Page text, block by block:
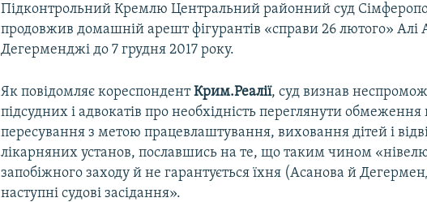
Підконтрольний Кремлю Центральний районний суд
продовжив домашній арешт фігурантів «справи 26 лютого» Алі
Дегерменджі до 7 грудня 2017 року.
Як повідомляє кореспондентКрим.Реалії, суд визнав
підсудних і адвокатів про необхідність переглянути обмеження
пересування з метою працевлаштування, виховання дітей і
лікарняних установ, пославшись на те, що таким чином
запобіжного заходу й не гарантується їхня (Асанова й
наступні судові засідання».